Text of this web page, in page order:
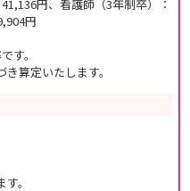
円、看護師（3年制卒）：
円
す。
算定いたします。
。